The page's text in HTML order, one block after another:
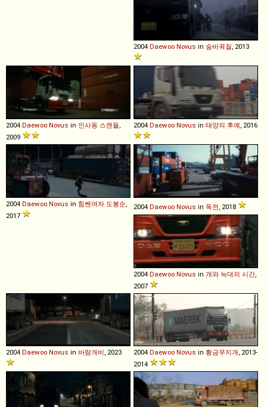
2004 Daewoo Novus in 숨바꼭질 , 2013
2004 Daewoo Novus in 인사동 스캔들
2009
2004 Daewoo Novus in 태양의 후예 , 2016
2004 Daewoo Novus in 힘쎈여자 도봉순
2017
2004 Daewoo Novus in 독전 , 2018
2004 Daewoo Novus in 개와 늑대의 시간
2007
2004 Daewoo Novus in 바람개비, 2023 2004 Daewoo Novus in 황금무지개, 2013-
2014